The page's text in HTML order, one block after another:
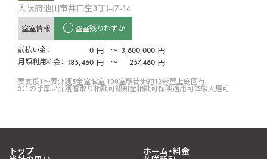
大阪府池田市井口堂3丁目7-14
空室情報 空室残りわずか
前払い金： 0 円 〜 3,600,000 円
月額利用料金： 185,460 円 〜 257,460 円
要支援1〜要介護5全室個室 100室駅徒歩約13分屋上庭園有
3：1の手厚い介護看取り相談可認知症相談可保険適用可体験入居可
トップ ホーム・料金